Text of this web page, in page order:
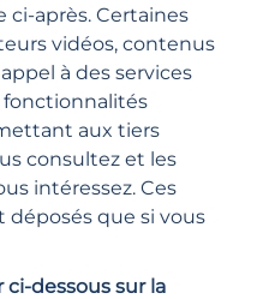
de la prestation
ci-après. Certaines
vidéos, contenus
à des services
fonctionnalités
aux tiers
consultez et les
intéressez. Ces
que si vous
dessous sur la